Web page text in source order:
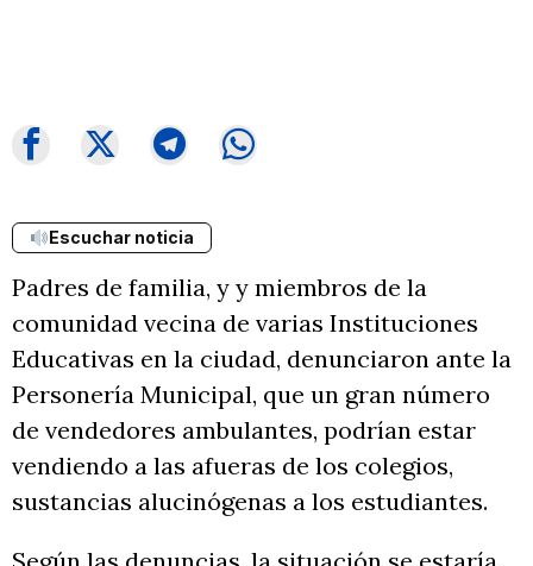
Escuchar noticia
Padres de familia, y y miembros de la
comunidad vecina de varias Instituciones
Educativas en la ciudad, denunciaron ante la
Personería Municipal, que un gran número
de vendedores ambulantes, podrían estar
vendiendo a las afueras de los colegios,
sustancias alucinógenas a los estudiantes.
Según las denuncias, la situación se estaría